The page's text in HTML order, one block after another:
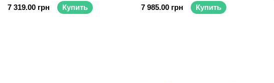
7 319.00 грн
Купить
7 985.00 грн
Купить